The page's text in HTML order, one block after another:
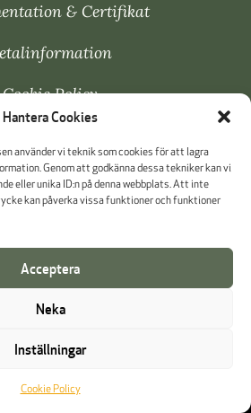
Hantera Cookies
använder vi teknik som cookies för att lagra
Genom att godkänna dessa tekniker kan vi
eller unika ID:n på denna webbplats. Att inte
kan påverka vissa funktioner och funktioner
Acceptera
Neka
Inställningar
Cookie Policy
& Certifikat
Cookie Policy